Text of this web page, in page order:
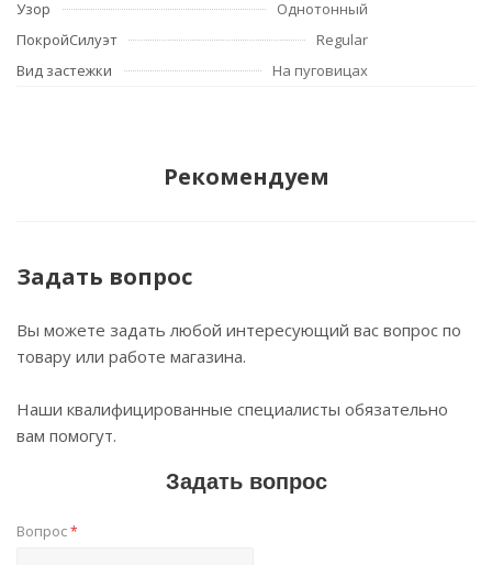
Узор
Однотонный
ПокройСилуэт
Regular
Вид застежки
На пуговицах
Рекомендуем
Задать вопрос
Вы можете задать любой интересующий вас вопрос по
товару или работе магазина.
Наши квалифицированные специалисты обязательно
вам помогут.
Задать вопрос
Вопрос*